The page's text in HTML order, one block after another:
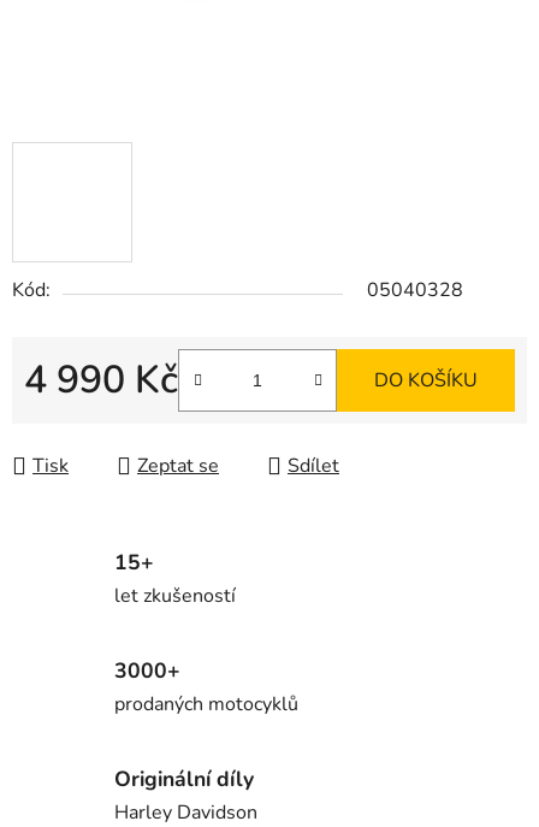
Kód: 05040328
4 990 Kč DO KOŠÍKU
Tisk Zeptat se Sdílet
15+
let zkušeností
3000+
prodaných motocyklů
Originální díly
Harley Davidson